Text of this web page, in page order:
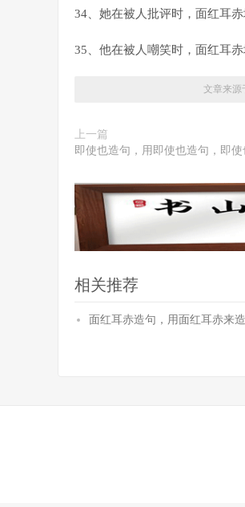
34、她在被人批评时，面红耳赤
35、他在被人嘲笑时，面红耳赤
文章来源
上一篇
即使也造句，用即使也造句，即
相关推荐
面红耳赤造句，用面红耳赤来